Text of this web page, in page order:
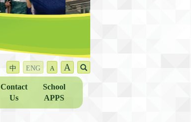
中 ENG A A
Contact
Us
School
APPS